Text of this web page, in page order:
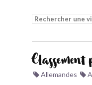
Classement
Allemandes